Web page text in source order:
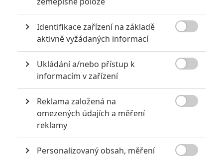
Pro psaní komentářů, se přihlašte.
*/10
Nerecenzováno
*/10
Pro hodnocení musíte být přihlášen.
Identifikace zařízení na základě
aktivně vyžádaných informací
Ukládání a/nebo přístup k
informacím v zařízení
Reklama založená na
omezených údajích a měření
reklamy
Personalizovaný obsah, měření